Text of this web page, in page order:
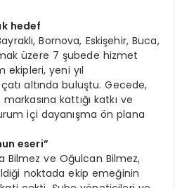
hedef
Bornova, Eskişehir, Buca,
üzere 7 şubede hizmet
ekipleri, yeni yıl
altında buluştu. Gecede,
kattığı katkı ve
içi dayanışma ön plana
eseri”
Bilmez ve Oğulcan Bilmez,
noktada ekip emeğinin